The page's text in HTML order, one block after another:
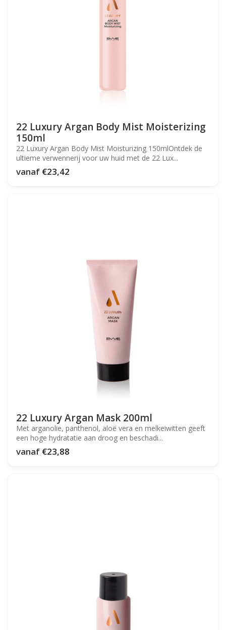
22 Luxury Argan Body Mist Moisterizing
150ml
22 Luxury Argan Body Mist Moisturizing 150mlOntdek de
ultieme verwennerij voor uw huid met de 22 Lux...
vanaf €23,42
22 Luxury Argan Mask 200ml
Met arganolie, panthenol, aloë vera en melkeiwitten geeft
een hoge hydratatie aan droog en beschadi...
vanaf €23,88